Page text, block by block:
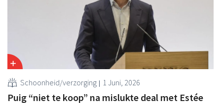
Schoonheid/verzorging 1 Juni, 2026
Puig “niet te koop” na mislukte deal met Estée